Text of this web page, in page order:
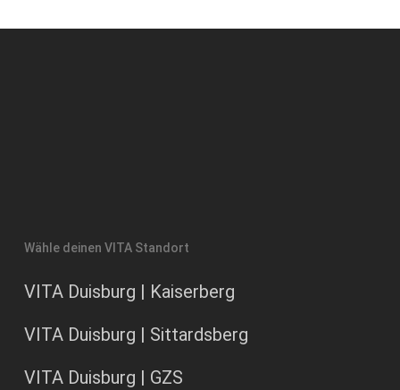
Wähle deinen VITA Standort
VITA Duisburg | Kaiserberg
VITA Duisburg | Sittardsberg
VITA Duisburg | GZS